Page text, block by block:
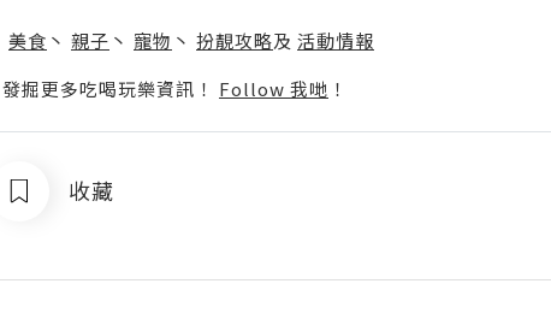
美食 丶 親子 丶 寵物 丶 扮靚攻略及 活動情報
掘更多吃喝玩樂資訊！ Follow 我哋 ！
收藏